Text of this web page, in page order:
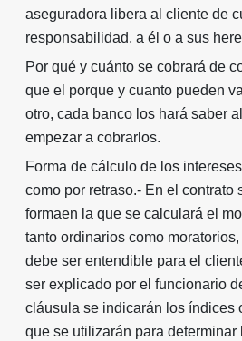
aseguradora libera al cliente de
responsabilidad, a él o a sus
Por qué y cuánto se cobrará de
que el porque y cuanto pueden
otro, cada banco los hará saber
empezar a cobrarlos.
Forma de cálculo de los
como por retraso.- En el contrato
formaen la que se calculará el
tanto ordinarios como
debe ser entendible para el
ser explicado por el funcionario
cláusula se indicarán los índices
que se utilizarán para determinar